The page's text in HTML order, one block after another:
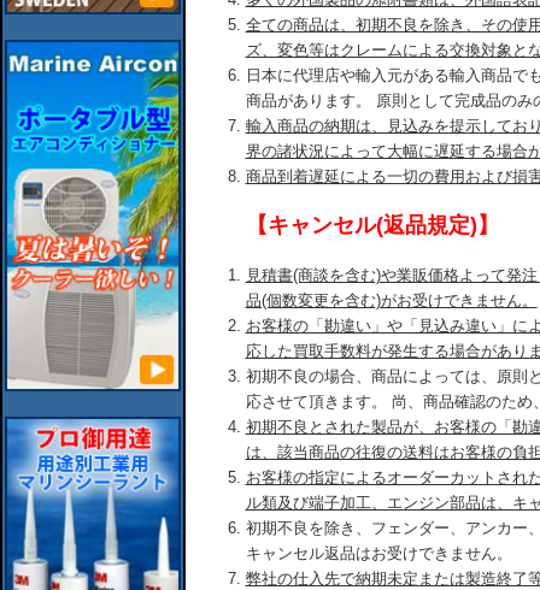
全ての商品は、初期不良を除き、その使
ズ、変色等はクレームによる交換対象と
日本に代理店や輸入元がある輸入商品で
商品があります。 原則として完成品のみ
輸入商品の納期は、見込みを提示してお
界の諸状況によって大幅に遅延する場合
商品到着遅延による一切の費用および損
【キャンセル(返品規定)】
見積書(商談を含む)や業販価格よって発
品(個数変更を含む)がお受けできません。
お客様の「勘違い」や「見込み違い」に
応した買取手数料が発生する場合があり
初期不良の場合、商品によっては、原則
応させて頂きます。 尚、商品確認のた
初期不良とされた製品が、お客様の「勘
は、該当商品の往復の送料はお客様の負
お客様の指定によるオーダーカットされ
ル類及び端子加工、エンジン部品は、キ
初期不良を除き、フェンダー、アンカー
キャンセル返品はお受けできません。
弊社の仕入先で納期未定または製造終了